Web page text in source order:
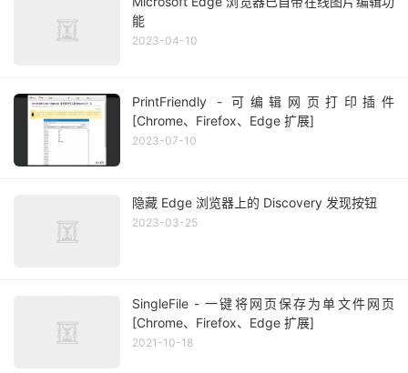
能
2023-04-10
PrintFriendly - 可编辑网页打印插件
[Chrome、Firefox、Edge 扩展]
2023-07-10
隐藏 Edge 浏览器上的 Discovery 发现按钮
2023-03-25
SingleFile - 一键将网页保存为单文件网页
[Chrome、Firefox、Edge 扩展]
2021-10-18